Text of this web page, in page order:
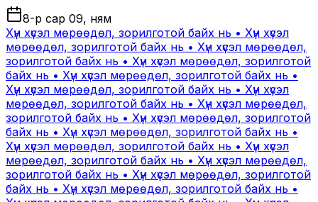
8-р сар 09, ням
Хүн хүсэл мөрөөдөл, зорилготой байх нь • Хүн хүсэл
мөрөөдөл, зорилготой байх нь • Хүн хүсэл мөрөөдөл,
зорилготой байх нь • Хүн хүсэл мөрөөдөл, зорилготой
байх нь • Хүн хүсэл мөрөөдөл, зорилготой байх нь •
Хүн хүсэл мөрөөдөл, зорилготой байх нь • Хүн хүсэл
мөрөөдөл, зорилготой байх нь • Хүн хүсэл мөрөөдөл,
зорилготой байх нь • Хүн хүсэл мөрөөдөл, зорилготой
байх нь • Хүн хүсэл мөрөөдөл, зорилготой байх нь •
Хүн хүсэл мөрөөдөл, зорилготой байх нь • Хүн хүсэл
мөрөөдөл, зорилготой байх нь • Хүн хүсэл мөрөөдөл,
зорилготой байх нь • Хүн хүсэл мөрөөдөл, зорилготой
байх нь • Хүн хүсэл мөрөөдөл, зорилготой байх нь •